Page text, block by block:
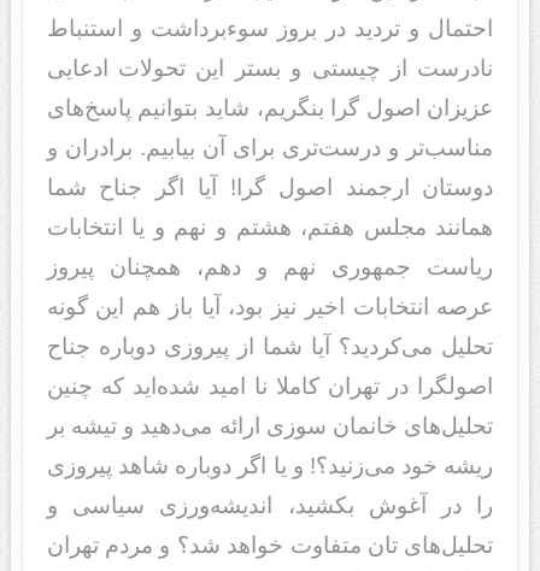
احتمال و‌ تردید در بروز سوءبرداشت و استنباط
نادرست از چیستی و بستر این تحولات ادعایی
عزیزان اصول گرا بنگریم، شاید بتوانیم پاسخ‌های
مناسب‌تر و درست‌تری برای آن بیابیم. برادران و
دوستان ارجمند اصول گرا! آیا اگر جناح شما
همانند مجلس هفتم، هشتم و نهم و یا انتخابات
ریاست جمهوری نهم و دهم، همچنان پیروز
عرصه انتخابات اخیر نیز بود، آیا باز هم این گونه
تحلیل می‌کردید؟ آیا شما از پیروزی دوباره جناح
اصولگرا در تهران کاملا نا امید شده‌اید که چنین
تحلیل‌های خانمان سوزی ارائه می‌دهید و تیشه بر
ریشه خود می‌زنید؟! و یا اگر دوباره شاهد پیروزی
را در آغوش بکشید، اندیشه‌ورزی سیاسی و
تحلیل‌های تان متفاوت خواهد شد؟ و مردم تهران